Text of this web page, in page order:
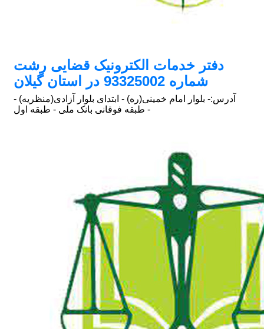
دفتر خدمات الکترونیک قضایی رشت
شماره 93325002 در استان گیلان
آدرس:- بلوار امام خمینی(ره) - ابتدای بلوار آزادی(منظریه) -
طبقه فوقانی بانک ملی - طبقه اول -